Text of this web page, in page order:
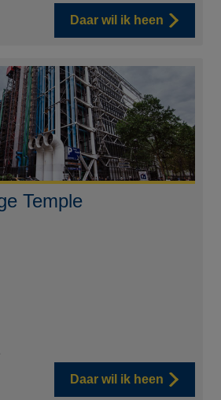
Daar wil ik heen
Temple
Daar wil ik heen